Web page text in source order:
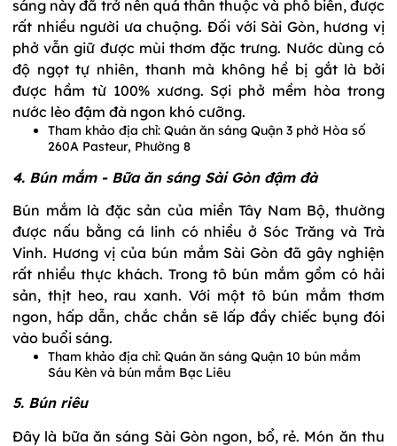
sáng này đã trở nên quá thân thuộc và phổ biến, được
rất nhiều người ưa chuộng. Đối với Sài Gòn, hương vị
phở vẫn giữ được mùi thơm đặc trưng. Nước dùng có
độ ngọt tự nhiên, thanh mà không hề bị gắt là bởi
được hầm từ 100% xương. Sợi phở mềm hòa trong
nước lèo đậm đà ngon khó cưỡng.
Tham khảo địa chỉ: Quán ăn sáng Quận 3 phở Hòa số
260A Pasteur, Phường 8
4. Bún mắm - Bữa ăn sáng Sài Gòn đậm đà
Bún mắm là đặc sản của miền Tây Nam Bộ, thường
được nấu bằng cá linh có nhiều ở Sóc Trăng và Trà
Vinh. Hương vị của bún mắm Sài Gòn đã gây nghiện
rất nhiều thực khách. Trong tô bún mắm gồm có hải
sản, thịt heo, rau xanh. Với một tô bún mắm thơm
ngon, hấp dẫn, chắc chắn sẽ lấp đầy chiếc bụng đói
vào buổi sáng.
Tham khảo địa chỉ: Quán ăn sáng Quận 10 bún mắm
Sáu Kèn và bún mắm Bạc Liêu
5. Bún riêu
Đây là bữa ăn sáng Sài Gòn ngon, bổ, rẻ. Món ăn thu